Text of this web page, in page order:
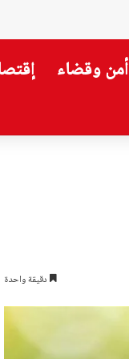
أمن وقضاء
دقيقة واحدة